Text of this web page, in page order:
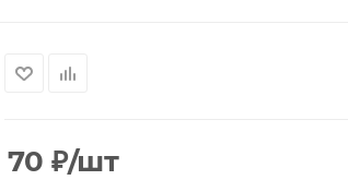
70 ₽/шт